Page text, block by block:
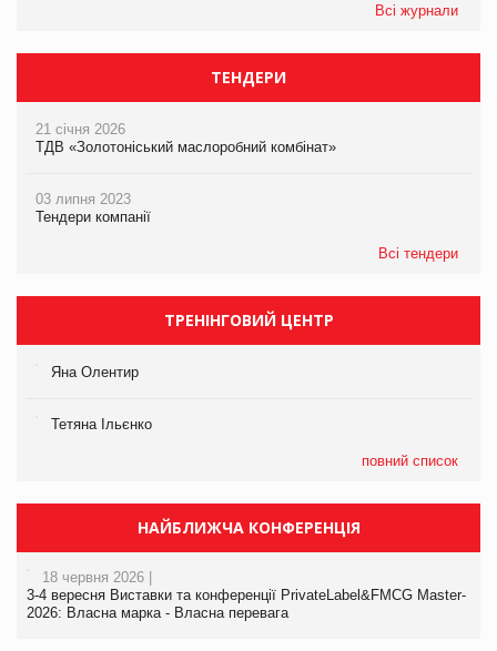
Всі журнали
ТЕНДЕРИ
21 січня 2026
ТДВ «Золотоніський маслоробний комбінат»
03 липня 2023
Тендери компанії
Всі тендери
ТРЕНІНГОВИЙ ЦЕНТР
Яна Олентир
Тетяна Ільєнко
повний список
НАЙБЛИЖЧА КОНФЕРЕНЦІЯ
18 червня 2026 |
3-4 вересня Виставки та конференції PrivateLabel&FMCG Master-
2026: Власна марка - Власна перевага